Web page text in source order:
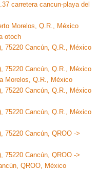
carretera cancun-playa del
Morelos, Q.R., México
otoch
75220 Cancún, Q.R., México
75220 Cancún, Q.R., México
Morelos, Q.R., México
75220 Cancún, Q.R., México
75220 Cancún, Q.R., México
75220 Cancún, QROO ->
75220 Cancún, QROO ->
QROO, México